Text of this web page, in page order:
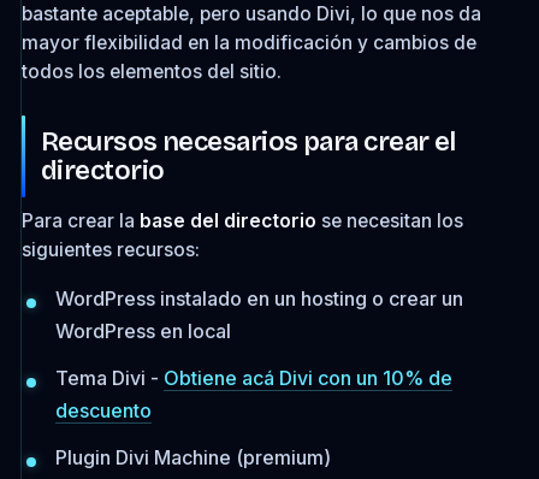
bastante aceptable, pero usando Divi, lo que nos da
mayor flexibilidad en la modificación y cambios de
todos los elementos del sitio.
Recursos necesarios para crear el
directorio
Para crear la base del directorio se necesitan los
siguientes recursos:
WordPress instalado en un hosting o crear un
WordPress en local
Tema Divi - Obtiene acá Divi con un 10% de
descuento
Plugin Divi Machine (premium)